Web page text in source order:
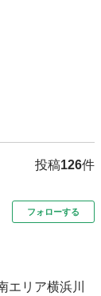
投稿126件
フォローする
リア横浜川